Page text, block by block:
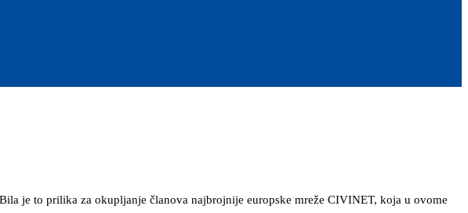
je to prilika za okupljanje članova najbrojnije europske mreže CIVINET, koja u ovome